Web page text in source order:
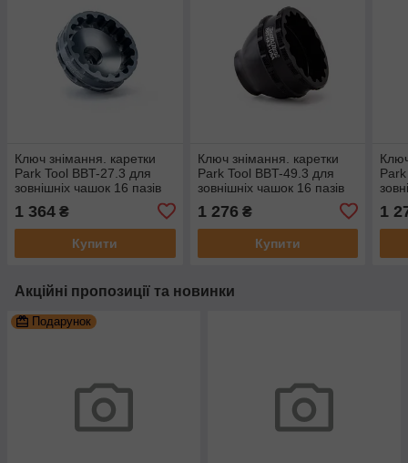
Ключ знімання. каретки
Park Tool BBT-27.3 для
зовнішніх чашок 16 пазів
MegaEvo®
1 364 ₴
Купити
Ключ знімання. каретки
Park Tool BBT-49.3 для
зовнішніх чашок 16 пазів
XTR® BB93, Dura-Ace®
1 276 ₴
Купити
1
Акційні пропозиції та новинки
Подарунок